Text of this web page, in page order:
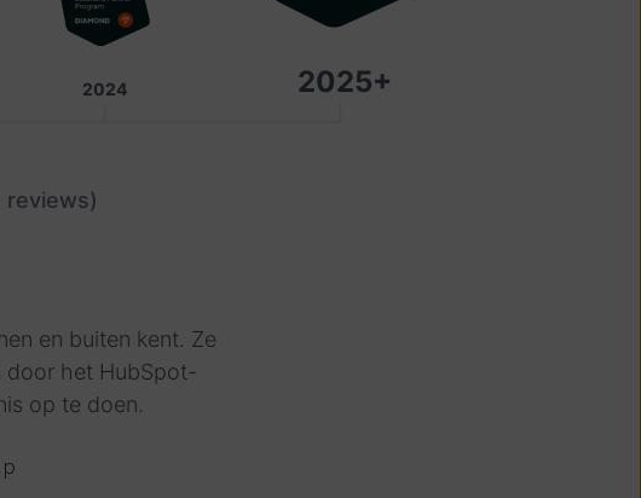
reviews)
en buiten kent. Ze
door het HubSpot-
op te doen.